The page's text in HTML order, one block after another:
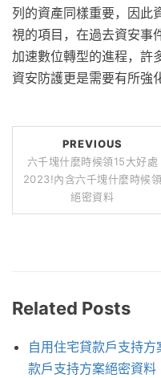
列的資產同樣重要，因此
視的項目，在過去資安事
加速數位轉型的進程，許
資安防護更是需要有所強
PREVIOUS
六千塊什麼時候領15大好處
2023!內含六千塊什麼時候領
絕密資料
Related Posts
自用住宅貸款戶支持
款戶支持方案絕密資料